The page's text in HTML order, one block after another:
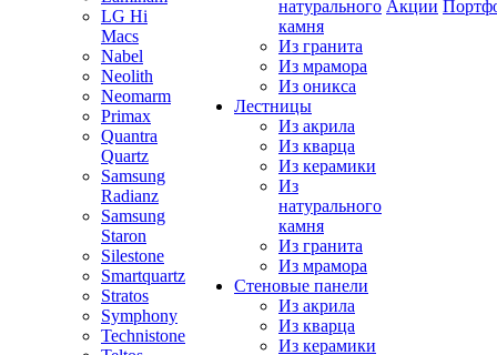
LG Hi
Macs
Nabel
Neolith
Neomarm
Primax
Quantra
Quartz
Samsung
Radianz
Samsung
Staron
Silestone
Smartquartz
Stratos
Symphony
Technistone
натурального
камня
Из гранита
Из мрамора
Из оникса
Лестницы
Из акрила
Из кварца
Из керамики
Из
натурального
камня
Из гранита
Из мрамора
Стеновые панели
Из акрила
Из кварца
Из керамики
Акции